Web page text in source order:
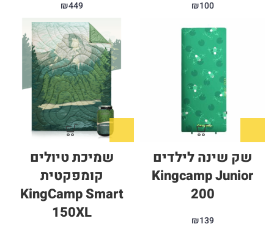
₪100
₪449
שק שינה לילדים
Kingcamp Junior
200
₪139
שמיכת טיולים
קומפקטית
KingCamp Smart
150XL